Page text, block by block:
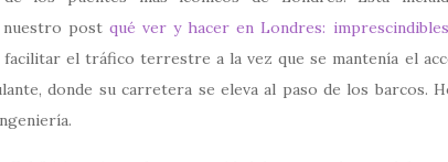
nuestro postqué ver y hacer en Londres: imprescindibles
facilitar el tráfico terrestre a la vez que se mantenía el
donde su carretera se eleva al paso de los barcos.